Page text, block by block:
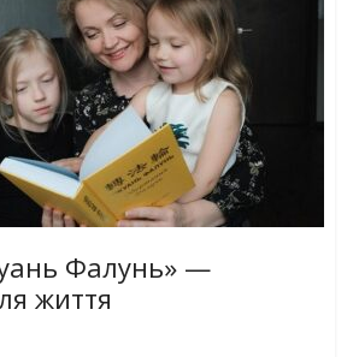
Фалунь» —
життя